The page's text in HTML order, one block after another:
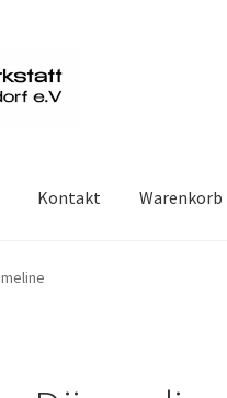
Kontakt Warenkorb